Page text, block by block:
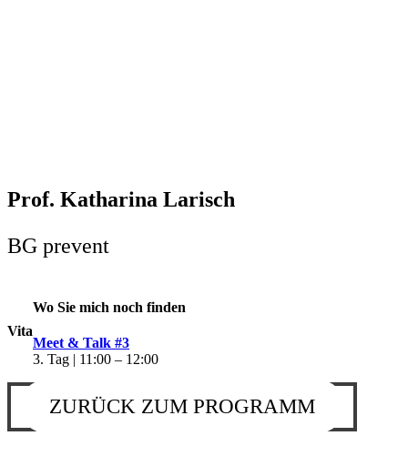
Prof. Katharina Larisch
BG prevent
Vita
Wo Sie mich noch finden
Meet & Talk #3
3. Tag | 11:00 – 12:00
ZURÜCK ZUM PROGRAMM